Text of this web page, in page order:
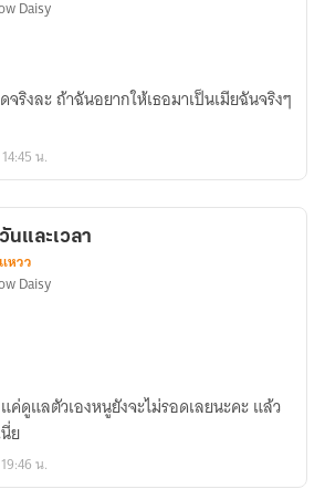
Daisy
ริงละ ถ้าฉันอยากให้เธอมาเป็นเมียฉันจริงๆ
น.
นและเวลา
หวว
Daisy
ค่ดูแลตัวเองหนูยังจะไม่รอดเลยนะคะ แล้ว
ย
น.